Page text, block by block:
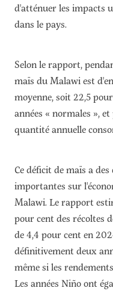
d'atténuer les impacts
dans le pays.
Selon le rapport,
maïs du Malawi est
moyenne, soit 22,5
années « normales »,
quantité annuelle
Ce déficit de maïs a
importantes sur
Malawi. Le rapport
pour cent des récoltes
de 4,4 pour cent en
définitivement deux
même si les
Les années Niño ont